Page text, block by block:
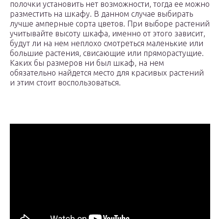
полочки установить нет возможности, тогда ее можно
разместить на шкафу. В данном случае выбирать
лучше амперные сорта цветов. При выборе растений
учитывайте высоту шкафа, именно от этого зависит,
будут ли на нем неплохо смотреться маленькие или
большие растения, свисающие или пряморастущие.
Каких бы размеров ни был шкаф, на нем
обязательно найдется место для красивых растений
и этим стоит воспользоваться.